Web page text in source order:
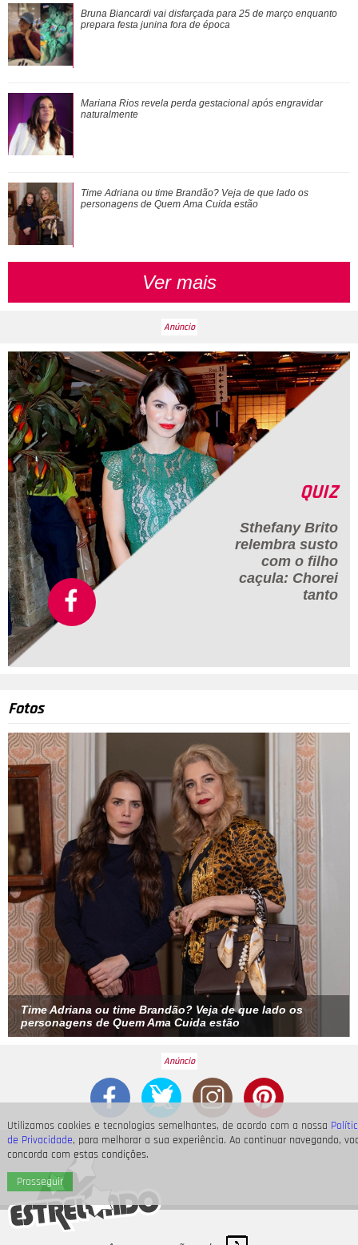
Utilizamos cookies e tecnologias semelhantes, de acordo com a nossa
de Privacidade, para melhorar a sua experiência. Ao continuar navegando,
concorda com estas condições.
Prosseguir
Ele cresceu! Veja evolução de Marcelo Sangalo, filho de
Ivete Sangalo e Daniel Cady
Cristiano Ronaldo deixa comentário exaltando a noiva em
vídeo de Márcia Goldschmidt; enten...
Time Adriana ou time Brandão? Veja de que lado os
personagens de Quem Ama Cuida estão
Bruna Biancardi vai disfarçada para 25 de março enquanto
prepara festa junina fora de época
Mariana Rios revela perda gestacional após engravidar
naturalmente
Time Adriana ou time Brandão? Veja de que lado os
personagens de Quem Ama Cuida estão
Ver mais
QUIZ
Sthefany Brito
relembra susto
com o filho
caçula: Chorei
tanto
Fotos
Time Adriana ou time Brandão? Veja de que lado os
personagens de Quem Ama Cuida estão